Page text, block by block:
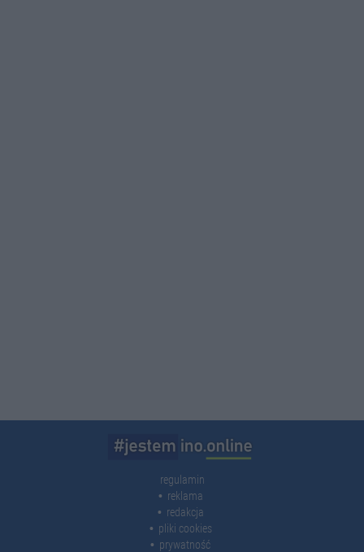
regulamin
reklama
redakcja
pliki cookies
prywatność